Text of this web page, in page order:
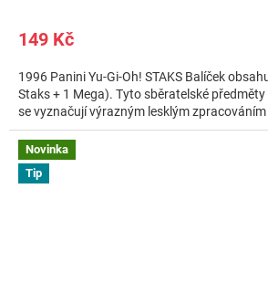
149 Kč
1996 Panini Yu-Gi-Oh! STAKS Balíček
Staks + 1 Mega). Tyto sběratelské
se vyznačují výrazným lesklým zpracováním
Novinka
Tip